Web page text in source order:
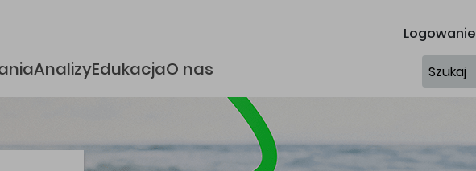
Logowanie
AnalizyEdukacjaO nas Szukaj